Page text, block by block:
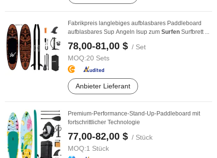
Fabrikpreis langlebiges aufblasbares Paddleboard
aufblasbares Sup Angeln Isup zum Surfen Surfbrett ...
78,00-81,00 $ / Set
MOQ:20 Sets
Anbieter Lieferant
Premium-Performance-Stand-Up-Paddleboard mit
fortschrittlicher Technologie
77,00-82,00 $ / Stück
MOQ:1 Stück